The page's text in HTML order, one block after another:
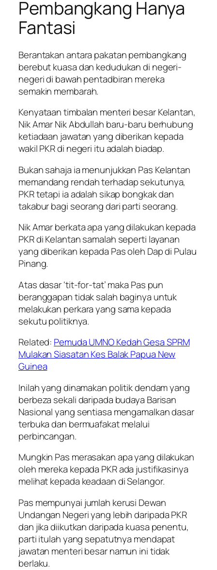
Pembangkang Hanya
Fantasi
Berantakan antara pakatan pembangkang
berebut kuasa dan kedudukan di negeri-
negeri di bawah pentadbiran mereka
semakin membarah.
Kenyataan timbalan menteri besar Kelantan,
Nik Amar Nik Abdullah baru-baru berhubung
ketiadaan jawatan yang diberikan kepada
wakil PKR di negeri itu adalah biadap.
Bukan sahaja ia menunjukkan Pas Kelantan
memandang rendah terhadap sekutunya,
PKR tetapi ia adalah sikap bongkak dan
takabur bagi seorang dari parti seorang.
Nik Amar berkata apa yang dilakukan kepada
PKR di Kelantan samalah seperti layanan
yang diberikan kepada Pas oleh Dap di Pulau
Pinang.
Atas dasar ‘tit-for-tat’ maka Pas pun
beranggapan tidak salah baginya untuk
melakukan perkara yang sama kepada
sekutu politiknya.
Related: Pemuda UMNO Kedah Gesa SPRM
Mulakan Siasatan Kes Balak Papua New
Guinea
Inilah yang dinamakan politik dendam yang
berbeza sekali daripada budaya Barisan
Nasional yang sentiasa mengamalkan dasar
terbuka dan bermuafakat melalui
perbincangan.
Mungkin Pas merasakan apa yang dilakukan
oleh mereka kepada PKR ada justifikasinya
melihat kepada keadaan di Selangor.
Pas mempunyai jumlah kerusi Dewan
Undangan Negeri yang lebih daripada PKR
dan jika diikutkan daripada kuasa penentu,
parti itulah yang sepatutnya mendapat
jawatan menteri besar namun ini tidak
berlaku.